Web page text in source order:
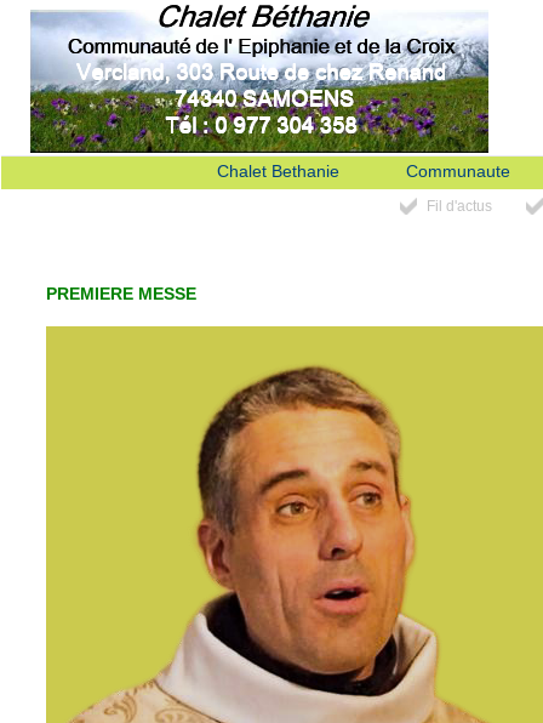
Chalet Bethanie Communaute
Fil d'actus
PREMIERE MESSE